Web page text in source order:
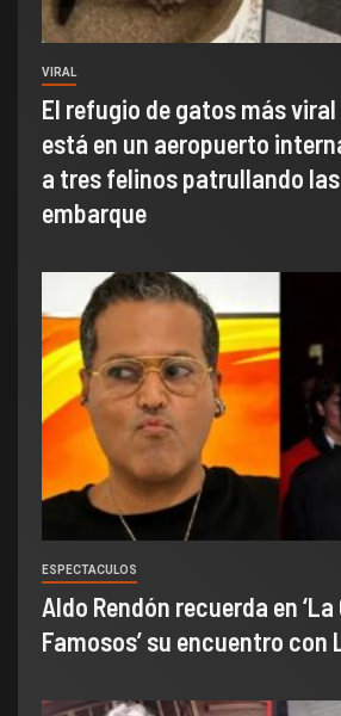
VIRAL
El refugio de gatos más
está en un aeropuerto
a tres felinos patrullando
embarque
ESPECTACULOS
Aldo Rendón recuerda en
Famosos’ su encuentro con